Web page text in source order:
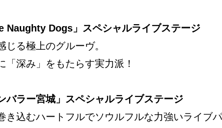
Naughty Dogs」スペシャルライブステージ
じる極上のグルーヴ。
「深み」をもたらす実⼒派！
バラー宮城」スペシャルライブステージ
き込むハートフルでソウルフルな⼒強いライブ